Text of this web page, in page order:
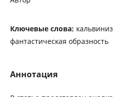
Ключевые слова:
фантастическая образность
Аннотация